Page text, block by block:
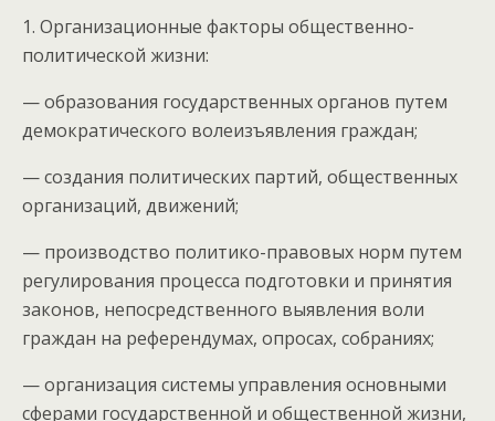
1. Организационные факторы общественно-
политической жизни:
— образования государственных органов путем
демократического волеизъявления граждан;
— создания политических партий, общественных
организаций, движений;
— производство политико-правовых норм путем
регулирования процесса подготовки и принятия
законов, непосредственного выявления воли
граждан на референдумах, опросах, собраниях;
— организация системы управления основными
сферами государственной и общественной жизни,